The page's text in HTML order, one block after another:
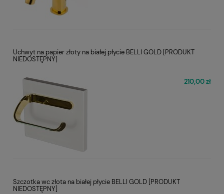
Uchwyt na papier złoty na białej płycie BELLI GOLD [PRODUKT
NIEDOSTĘPNY]
210,00 zł
Szczotka wc złota na białej płycie BELLI GOLD [PRODUKT
NIEDOSTĘPNY]